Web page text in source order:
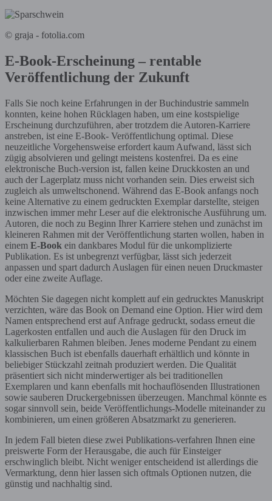
© graja - fotolia.com
E-Book-Erscheinung – rentable
Veröffentlichung der Zukunft
Falls Sie noch keine Erfahrungen in der Buchindustrie sammeln
konnten, keine hohen Rücklagen haben, um eine kostspielige
Erscheinung durchzuführen, aber trotzdem die Autoren-Karriere
anstreben, ist eine E-Book- Veröffentlichung optimal. Diese
neuzeitliche Vorgehensweise erfordert kaum Aufwand, lässt sich
zügig absolvieren und gelingt meistens kostenfrei. Da es eine
elektronische Buch-version ist, fallen keine Druckkosten an und
auch der Lagerplatz muss nicht vorhanden sein. Dies erweist sich
zugleich als umweltschonend. Während das E-Book anfangs noch
keine Alternative zu einem gedruckten Exemplar darstellte, steigen
inzwischen immer mehr Leser auf die elektronische Ausführung um.
Autoren, die noch zu Beginn Ihrer Karriere stehen und zunächst im
kleineren Rahmen mit der Veröffentlichung starten wollen, haben in
einem E-Book ein dankbares Modul für die unkomplizierte
Publikation. Es ist unbegrenzt verfügbar, lässt sich jederzeit
anpassen und spart dadurch Auslagen für einen neuen Druckmaster
oder eine zweite Auflage.
Möchten Sie dagegen nicht komplett auf ein gedrucktes Manuskript
verzichten, wäre das Book on Demand eine Option. Hier wird dem
Namen entsprechend erst auf Anfrage gedruckt, sodass erneut die
Lagerkosten entfallen und auch die Auslagen für den Druck im
kalkulierbaren Rahmen bleiben. Jenes moderne Pendant zu einem
klassischen Buch ist ebenfalls dauerhaft erhältlich und könnte in
beliebiger Stückzahl zeitnah produziert werden. Die Qualität
präsentiert sich nicht minderwertiger als bei traditionellen
Exemplaren und kann ebenfalls mit hochauflösenden Illustrationen
sowie sauberen Druckergebnissen überzeugen. Manchmal könnte es
sogar sinnvoll sein, beide Veröffentlichungs-Modelle miteinander zu
kombinieren, um einen größeren Absatzmarkt zu generieren.
In jedem Fall bieten diese zwei Publikations-verfahren Ihnen eine
preiswerte Form der Herausgabe, die auch für Einsteiger
erschwinglich bleibt. Nicht weniger entscheidend ist allerdings die
Vermarktung, denn hier lassen sich oftmals Optionen nutzen, die
günstig und nachhaltig sind.